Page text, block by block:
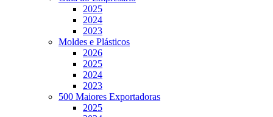
2025
2024
2023
Moldes e Plásticos
2026
2025
2024
2023
500 Maiores Exportadoras
2025